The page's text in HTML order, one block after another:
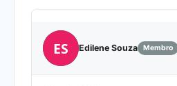
ES Edilene Souza Membro